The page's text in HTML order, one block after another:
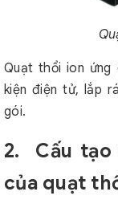
Quạt thổi ion ứng
kiện điện tử, lắp
gói.
2. Cấu tạo
của quạt